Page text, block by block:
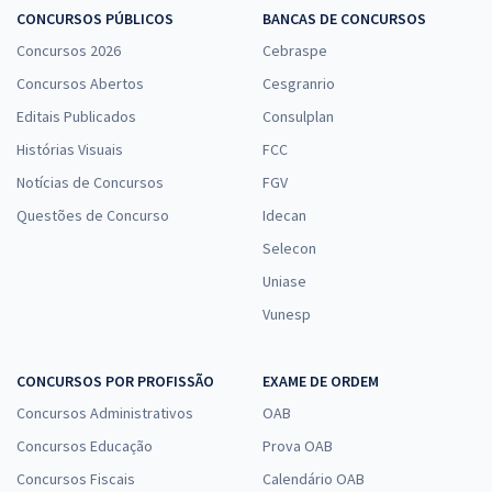
maratona de estudos.
CONCURSOS PÚBLICOS
Concursos 2026
Concursos Abertos
Editais Publicados
Histórias Visuais
Notícias de Concursos
Questões de Concurso
BANCAS DE CONCURSOS
Cebraspe
Cesgranrio
Consulplan
FCC
FGV
Idecan
Selecon
Uniase
Vunesp
CONCURSOS POR PROFISSÃO
Concursos Administrativos
Concursos Educação
Concursos Fiscais
EXAME DE ORDEM
OAB
Prova OAB
Calendário OAB